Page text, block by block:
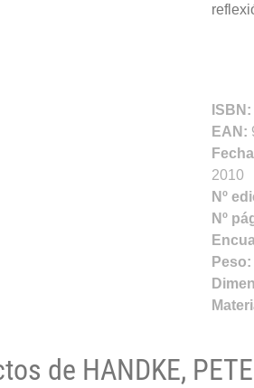
ISBN:
EAN:
2010
Nº
Nº
Peso:
de HANDKE,